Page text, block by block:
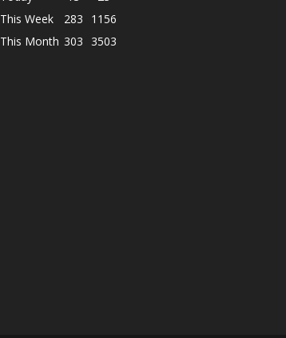
This Week
283
1156
This Month 303 3503